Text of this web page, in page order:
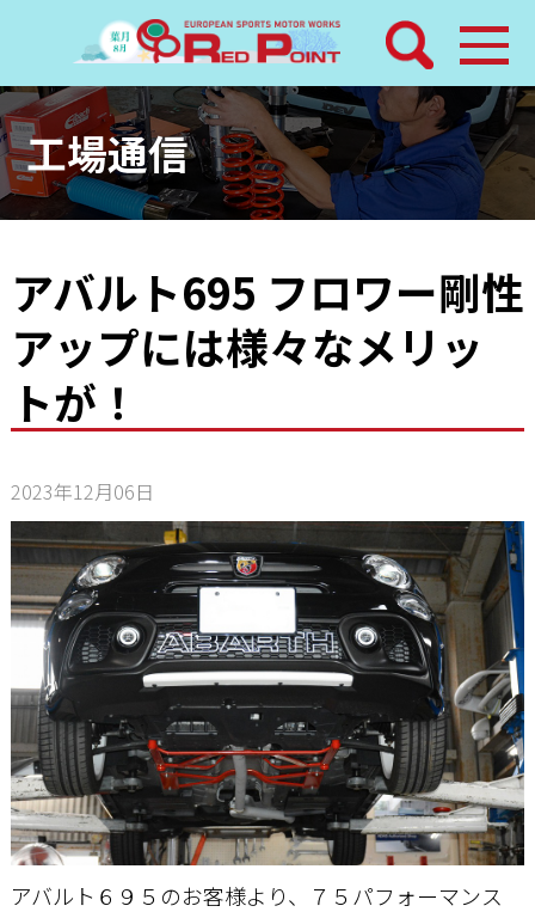
検索
ホーム
トピックス
レッドポイントパーツ
その他サービス
工場通信
お問い合わせ
工場通信
アバルト695 フロワー剛性
アップには様々なメリッ
トが！
2023年12月06日
アバルト６９５のお客様より、７５パフォーマンス